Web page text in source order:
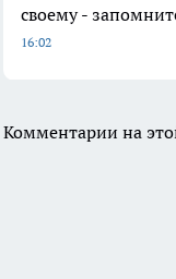
своему -
16:02
Комментарии на